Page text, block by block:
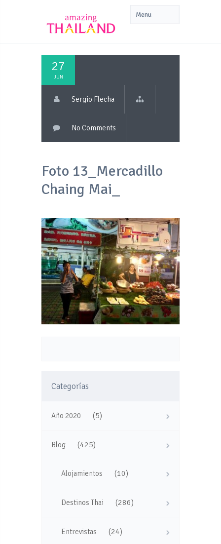
27
JUN
Sergio Flecha
No Comments
Foto 13_Mercadillo
Chaing Mai_
Categorías
Año 2020 (5)
Blog (425)
Alojamientos (10)
Destinos Thai (286)
Entrevistas (24)